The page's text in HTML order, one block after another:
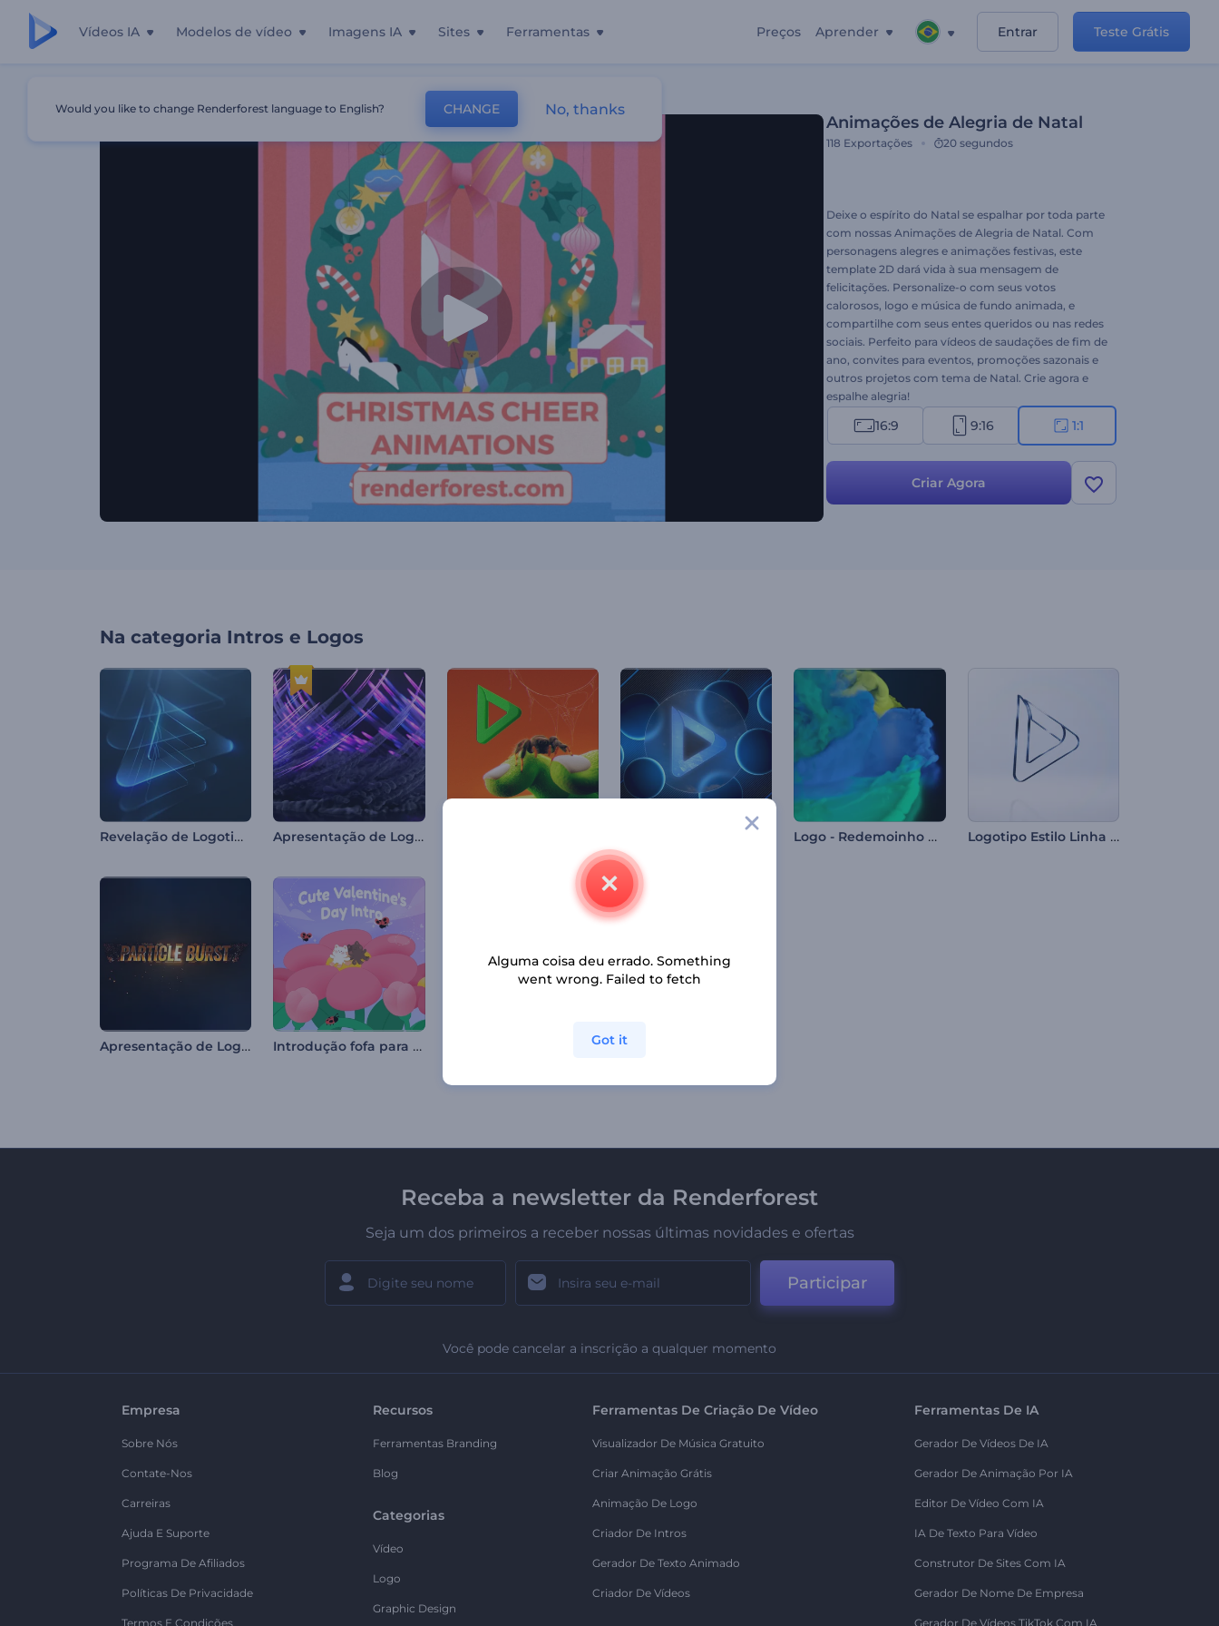
Vídeos IA Modelos de vídeo Imagens IA Sites Ferramentas Preços Aprender Entrar Teste Grátis
Animações de Alegria de Natal
118 Exportações 20 segundos
Deixe o espírito do Natal se espalhar por toda parte
com nossas Animações de Alegria de Natal. Com
personagens alegres e animações festivas, este
template 2D dará vida à sua mensagem de
felicitações. Personalize-o com seus votos
calorosos, logo e música de fundo animada, e
compartilhe com seus entes queridos ou nas redes
sociais. Perfeito para vídeos de saudações de fim de
ano, convites para eventos, promoções sazonais e
outros projetos com tema de Natal. Crie agora e
espalhe alegria!
16:9 9:16 1:1
Criar Agora
Na categoria Intros e Logos
Revelação de Logotipo com Camadas Brilhantes Apresentação de Logo - Trilhas Eruptivas Logo - Redemoinho de Fumaça Logotipo Estilo Linha Clean
Apresentação de Logo - Ruptura de Partículas Introdução fofa para o Dia dos Namorados
Receba a newsletter da Renderforest
Seja um dos primeiros a receber nossas últimas novidades e ofertas
Participar
Você pode cancelar a inscrição a qualquer momento
Empresa
Sobre Nós
Contate-Nos
Carreiras
Ajuda E Suporte
Programa De Afiliados
Políticas De Privacidade
Termos E Condições
Recursos
Ferramentas Branding
Blog
Categorias
Vídeo
Logo
Graphic Design
Ferramentas De Criação De Vídeo
Visualizador De Música Gratuito
Criar Animação Grátis
Animação De Logo
Criador De Intros
Gerador De Texto Animado
Criador De Vídeos
Ferramentas De IA
Gerador De Vídeos De IA
Gerador De Animação Por IA
Editor De Vídeo Com IA
IA De Texto Para Vídeo
Construtor De Sites Com IA
Gerador De Nome De Empresa
Gerador De Vídeos TikTok Com IA
Would you like to change Renderforest language to English? CHANGE No, thanks
Alguma coisa deu errado. Something
went wrong. Failed to fetch
Got it